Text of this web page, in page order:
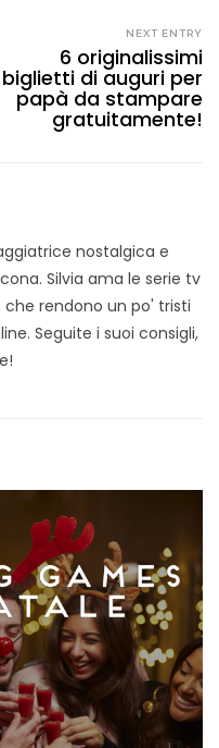
NEXT ENTRY
6 originalissimi
biglietti di auguri per
papà da stampare
gratuitamente!
nostalgica e
Silvia ama le serie tv
rendono un po' tristi
Seguite i suoi consigli,